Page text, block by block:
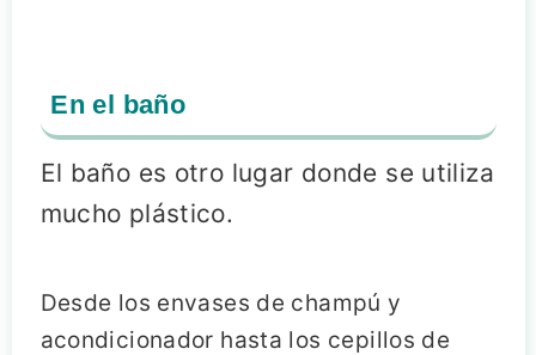
En el baño
El baño es otro lugar donde se utiliza
mucho plástico.
Desde los envases de champú y
acondicionador hasta los cepillos de